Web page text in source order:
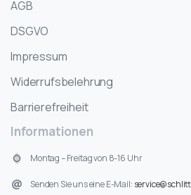
AGB
DSGVO
Impressum
Widerrufsbelehrung
Barrierefreiheit
Informationen
Montag – Freitag von 8-16 Uhr
Senden Sie uns eine E-Mail: